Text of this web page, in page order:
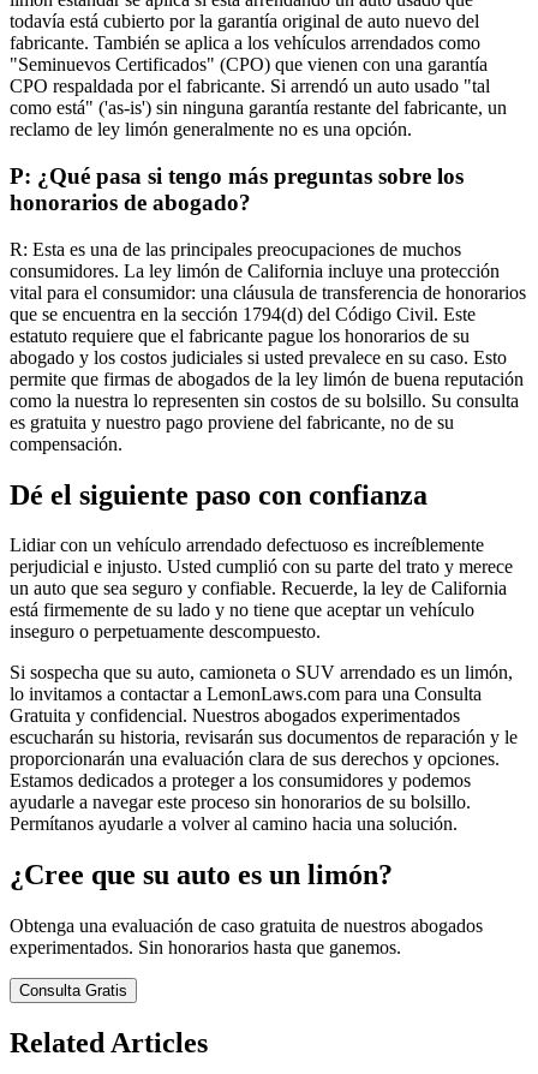
todavía está cubierto por la garantía original de auto nuevo del
fabricante. También se aplica a los vehículos arrendados como
"Seminuevos Certificados" (CPO) que vienen con una garantía
CPO respaldada por el fabricante. Si arrendó un auto usado "tal
como está" ('as-is') sin ninguna garantía restante del fabricante, un
reclamo de ley limón generalmente no es una opción.
P: ¿Qué pasa si tengo más preguntas sobre los
honorarios de abogado?
R: Esta es una de las principales preocupaciones de muchos
consumidores. La ley limón de California incluye una protección
vital para el consumidor: una cláusula de transferencia de honorarios
que se encuentra en la sección 1794(d) del Código Civil. Este
estatuto requiere que el fabricante pague los honorarios de su
abogado y los costos judiciales si usted prevalece en su caso. Esto
permite que firmas de abogados de la ley limón de buena reputación
como la nuestra lo representen sin costos de su bolsillo. Su consulta
es gratuita y nuestro pago proviene del fabricante, no de su
compensación.
Dé el siguiente paso con confianza
Lidiar con un vehículo arrendado defectuoso es increíblemente
perjudicial e injusto. Usted cumplió con su parte del trato y merece
un auto que sea seguro y confiable. Recuerde, la ley de California
está firmemente de su lado y no tiene que aceptar un vehículo
inseguro o perpetuamente descompuesto.
Si sospecha que su auto, camioneta o SUV arrendado es un limón,
lo invitamos a contactar a LemonLaws.com para una Consulta
Gratuita y confidencial. Nuestros abogados experimentados
escucharán su historia, revisarán sus documentos de reparación y le
proporcionarán una evaluación clara de sus derechos y opciones.
Estamos dedicados a proteger a los consumidores y podemos
ayudarle a navegar este proceso sin honorarios de su bolsillo.
Permítanos ayudarle a volver al camino hacia una solución.
¿Cree que su auto es un limón?
Obtenga una evaluación de caso gratuita de nuestros abogados
experimentados. Sin honorarios hasta que ganemos.
Consulta Gratis
Related Articles